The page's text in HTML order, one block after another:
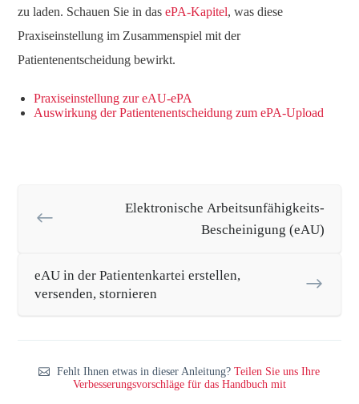
zu laden. Schauen Sie in das ePA-Kapitel, was diese
Praxiseinstellung im Zusammenspiel mit der
Patientenentscheidung bewirkt.
Praxiseinstellung zur eAU-ePA
Auswirkung der Patientenentscheidung zum ePA-Upload
Elektronische Arbeitsunfähigkeits-
Bescheinigung (eAU)
eAU in der Patientenkartei erstellen,
versenden, stornieren
Fehlt Ihnen etwas in dieser Anleitung?Teilen Sie uns Ihre
Verbesserungsvorschläge für das Handbuch mit